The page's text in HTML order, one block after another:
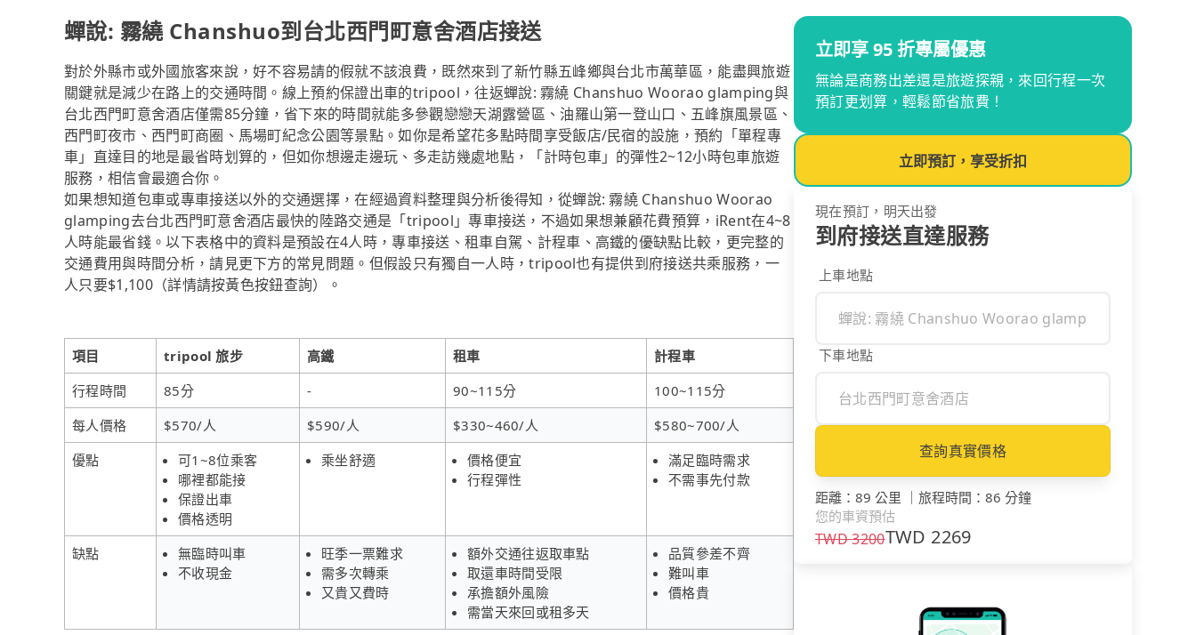
蟬說: 霧繞 Chanshuo到台北西門町意舍酒店接送
對於外縣市或外國旅客來說，好不容易請的假就不該浪費，既然來到了新竹縣五峰鄉與台北市萬華區，能盡興旅遊
關鍵就是減少在路上的交通時間。線上預約保證出車的tripool，往返蟬說: 霧繞 Chanshuo Woorao glamping與
台北西門町意舍酒店僅需85分鐘，省下來的時間就能多參觀戀戀天湖露營區、油羅山第一登山口、五峰旗風景區、
西門町夜市、西門町商圈、馬場町紀念公園等景點。如你是希望花多點時間享受飯店/民宿的設施，預約「單程專
車」直達目的地是最省時划算的，但如你想邊走邊玩、多走訪幾處地點，「計時包車」的彈性2~12小時包車旅遊
服務，相信會最適合你。
如果想知道包車或專車接送以外的交通選擇，在經過資料整理與分析後得知，從蟬說: 霧繞 Chanshuo Woorao
glamping去台北西門町意舍酒店最快的陸路交通是「tripool」專車接送，不過如果想兼顧花費預算，iRent在4~8
人時能最省錢。以下表格中的資料是預設在4人時，專車接送、租車自駕、計程車、高鐵的優缺點比較，更完整的
交通費用與時間分析，請見更下方的常見問題。但假設只有獨自一人時，tripool也有提供到府接送共乘服務，一
人只要$1,100（詳情請按黃色按鈕查詢）。
項目 tripool 旅步 高鐵 租車
計程車
行程時間
85分 - 90~115分
100~115分
每人價格
$570/人 $590/人 $330~460/人
$580~700/人
優點
可1~8位乘客
哪裡都能接
保證出車
價格透明
乘坐舒適
價格便宜
行程彈性
滿足臨時需求
不需事先付款
缺點
無臨時叫車
不收現金
旺季一票難求
需多次轉乘
又貴又費時
額外交通往返取車點
取還車時間受限
承擔額外風險
需當天來回或租多天
品質參差不齊
難叫車
價格貴
立即享 95 折專屬優惠
無論是商務出差還是旅遊探親，來回行程一次
預訂更划算，輕鬆節省旅費！
立即預訂，享受折扣
現在預訂，明天出發
到府接送直達服務
上車地點
下車地點
查詢真實價格
距離 ： 89 公里 ｜ 旅程時間 ： 86 分鐘
您的車資預估
TWD3200TWD 2269